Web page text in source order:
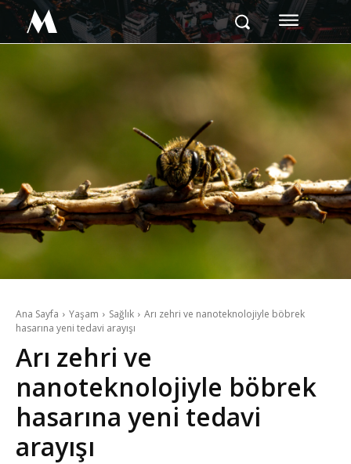
M
Ana Sayfa Yaşam Sağlık
Arı zehri ve nanoteknolojiyle böbrek
hasarına yeni tedavi arayışı
Arı zehri ve
nanoteknolojiyle böbrek
hasarına yeni tedavi
arayışı